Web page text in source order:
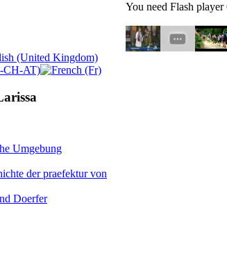
You need Flash
Umgebung
der praefektur von
Doerfer